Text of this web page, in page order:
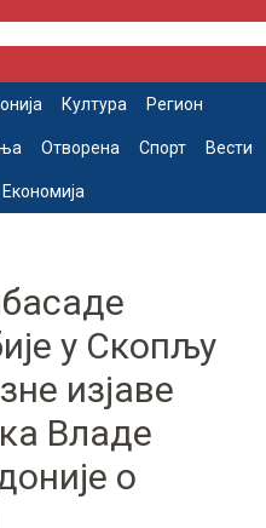
Култура Регион
Отворена Спорт Вести
Економија
у Скопљу
изјаве
Владе
о